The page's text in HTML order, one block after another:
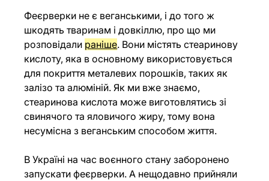
Феєрверки не є веганськими, і до того ж
шкодять тваринам і довкіллю, про що ми
розповідали раніше. Вони містять стеаринову
кислоту, яка в основному використовується
для покриття металевих порошків, таких як
залізо та алюміній. Як ми вже знаємо,
стеаринова кислота може виготовлятись зі
свинячого та яловичого жиру, тому вона
несумісна з веганським способом життя.
В Україні на час воєнного стану заборонено
запускати феєрверки. А нещодавно прийняли